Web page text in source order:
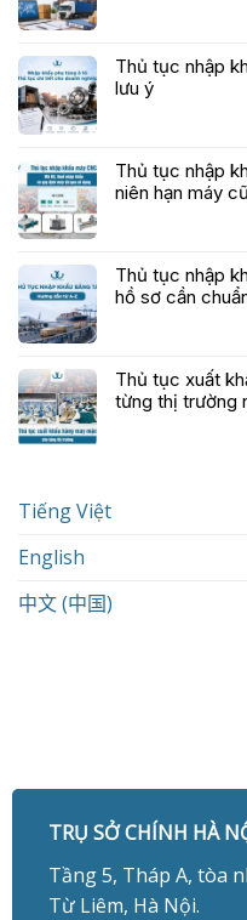
Thủ tục nhập
lưu ý
Thủ tục nhập
niên hạn máy cũ
Thủ tục nhập
hồ sơ cần
Thủ tục xuất
từng thị trường
Tiếng Việt
English
中文 (中国)
TRỤ SỞ CHÍNH HÀ
Tầng 5, Tháp A, tòa
Từ Liêm, Hà Nội.